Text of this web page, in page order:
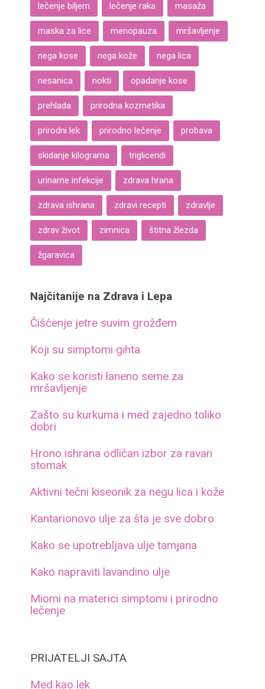
lečenje biljem lečenje raka masaža
maska za lice menopauza mršavljenje
nega kose nega kože nega lica
nesanica nokti opadanje kose
prehlada prirodna kozmetika
prirodni lek prirodno lečenje probava
skidanje kilograma trigliceridi
urinarne infekcije zdrava hrana
zdrava ishrana zdravi recepti zdravlje
zdrav život zimnica štitna žlezda
žgaravica
Najčitanije na Zdrava i Lepa
Čišćenje jetre suvim grožđem
Koji su simptomi gihta
Kako se koristi laneno seme za
mršavljenje
Zašto su kurkuma i med zajedno toliko
dobri
Hrono ishrana odličan izbor za ravan
stomak
Aktivni tečni kiseonik za negu lica i kože
Kantarionovo ulje za šta je sve dobro
Kako se upotrebljava ulje tamjana
Kako napraviti lavandino ulje
Miomi na materici simptomi i prirodno
lečenje
PRIJATELJI SAJTA
Med kao lek